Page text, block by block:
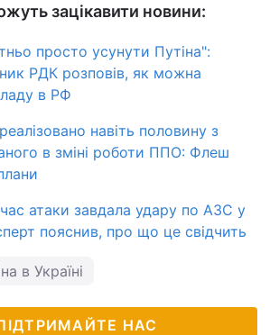
зацікавити новини:
просто усунути Путіна":
РДК розповів, як можна
в РФ
навіть половину з
в зміні роботи ППО: Флеш
час атаки завдала удару по АЗС у
пояснив, про що це свідчить
в Україні
НАС